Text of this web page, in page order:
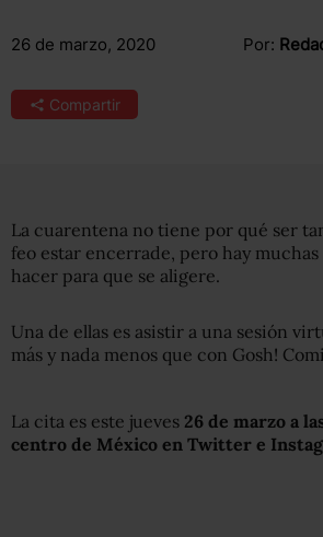
26 de marzo, 2020 Por:
Compartir
La cuarentena no tiene por qué ser
feo estar encerrade, pero hay muchas
hacer para que se aligere.
Una de ellas es asistir a una sesión
más y nada menos que con Gosh!
La cita es este jueves 26 de marzo a
centro de México en Twitter e